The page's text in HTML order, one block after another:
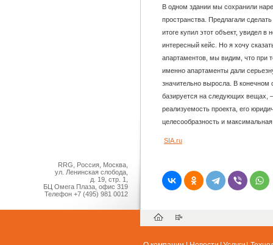
В одном здании мы сохранили
пространства. Предлагали
итоге купил этот объект, увидел
интересный кейс. Но я хочу
апартаментов, мы видим, что при
именно апартаменты дали
значительно выросла. В конечном
базируется на следующих вещах,
реализуемость проекта, его
целесообразность и
SIA.ru
RRG, Россия, Москва,
ул. Ленинская слобода,
д. 19, стр. 1,
БЦ Омега Плаза, офис 319
Телефон +7 (495) 981 0012